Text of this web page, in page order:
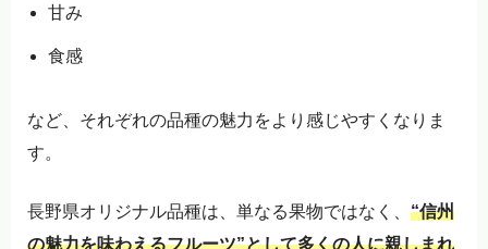
甘み
食感
など、それぞれの品種の魅力をより感じやすくなりま
す。
長野県オリジナル品種は、単なる果物ではなく、 “信州
の魅力を味わえるフルーツ”として多くの人に親しまれ